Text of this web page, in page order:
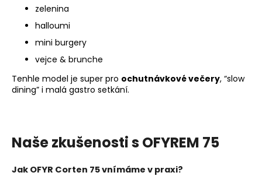
zelenina
halloumi
mini burgery
vejce & brunche
Tenhle model je super pro ochutnávkové večery, “slow
dining” i malá gastro setkání.
Naše zkušenosti s OFYREM 75
Jak OFYR Corten 75 vnímáme v praxi?